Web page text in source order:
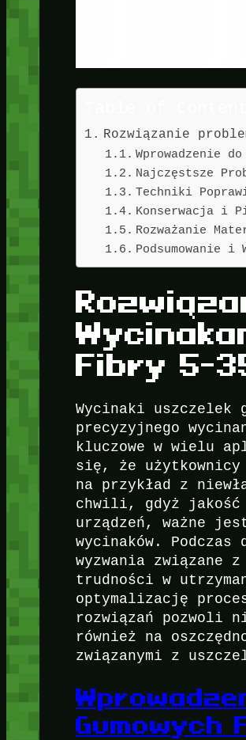
Rozwiązanie
Wprowadzenie
Najczęstsze
Techniki
Konserwacja i
Rozważanie
Podsumowanie i
Fibry 5-
Wycinaki uszczelek
precyzyjnego
kluczowe w wielu
się, że użytkownicy
na przykład z
chwili, gdyż jakość
urządzeń, ważne
wycinaków.
wyzwania związane
trudności w
optymalizację
rozwiązań pozwoli
również na
związanymi z
Gumowych